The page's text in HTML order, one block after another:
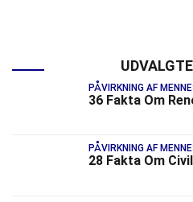
PÅVIRKNING AF
36 Fakta Om
PÅVIRKNING AF
28 Fakta Om